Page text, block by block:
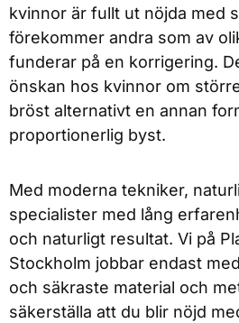
kvinnor är fullt ut nöjda med
förekommer andra som av
funderar på en korrigering.
önskan hos kvinnor om
bröst alternativt en annan
proportionerlig byst.
Med moderna tekniker,
specialister med lång
och naturligt resultat. Vi på
Stockholm jobbar endast
och säkraste material och
säkerställa att du blir nöjd